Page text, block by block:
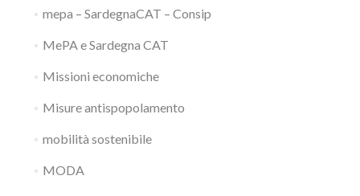
mepa – SardegnaCAT – Consip
MePA e Sardegna CAT
Missioni economiche
Misure antispopolamento
mobilità sostenibile
MODA